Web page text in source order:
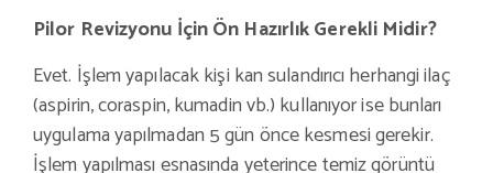
Pilor Revizyonu İçin Ön Hazırlık Gerekli Midir?
Evet. İşlem yapılacak kişi kan sulandırıcı herhangi ilaç
(aspirin, coraspin, kumadin vb.) kullanıyor ise bunları
uygulama yapılmadan 5 gün önce kesmesi gerekir.
İşlem yapılması esnasında yeterince temiz görüntü